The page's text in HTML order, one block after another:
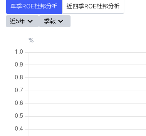
單季ROE杜邦分析
近四季ROE杜邦分析
近5年
季報